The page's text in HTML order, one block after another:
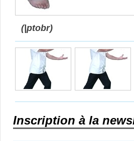
(|ptobr)
Inscription à la